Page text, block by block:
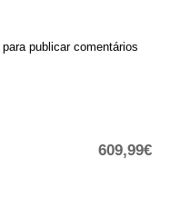
para publicar comentários
609,99€